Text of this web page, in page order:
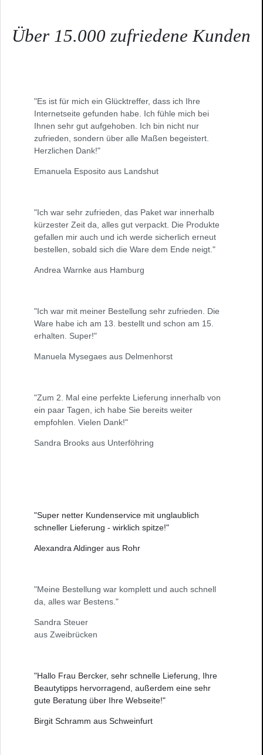
Über 15.000 zufriedene Kunden
"Es ist für mich ein Glücktreffer, dass ich Ihre
Internetseite gefunden habe. Ich fühle mich bei
Ihnen sehr gut aufgehoben. Ich bin nicht nur
zufrieden, sondern über alle Maßen begeistert.
Herzlichen Dank!"
Emanuela Esposito aus Landshut
"Ich war sehr zufrieden, das Paket war innerhalb
kürzester Zeit da, alles gut verpackt. Die Produkte
gefallen mir auch und ich werde sicherlich erneut
bestellen, sobald sich die Ware dem Ende neigt."
Andrea Warnke aus Hamburg
"Ich war mit meiner Bestellung sehr zufrieden. Die
Ware habe ich am 13. bestellt und schon am 15.
erhalten. Super!"
Manuela Mysegaes aus Delmenhorst
"Zum 2. Mal eine perfekte Lieferung innerhalb von
ein paar Tagen, ich habe Sie bereits weiter
empfohlen. Vielen Dank!"
Sandra Brooks aus Unterföhring
"Super netter Kundenservice mit unglaublich
schneller Lieferung - wirklich spitze!"
Alexandra Aldinger aus Rohr
"Meine Bestellung war komplett und auch schnell
da, alles war Bestens."
Sandra Steuer
aus Zweibrücken
"Hallo Frau Bercker, sehr schnelle Lieferung, Ihre
Beautytipps hervorragend, außerdem eine sehr
gute Beratung über Ihre Webseite!"
Birgit Schramm aus Schweinfurt